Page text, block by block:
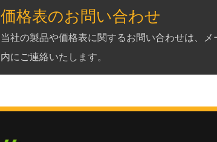
PVCおよびPU用の手動
フィンガーパンチャ
ー切断機...
ンベヤーベルト
価格表のお問い合わせ
当社の製品や価格表に関するお問い合わせは、
内にご連絡いたします。